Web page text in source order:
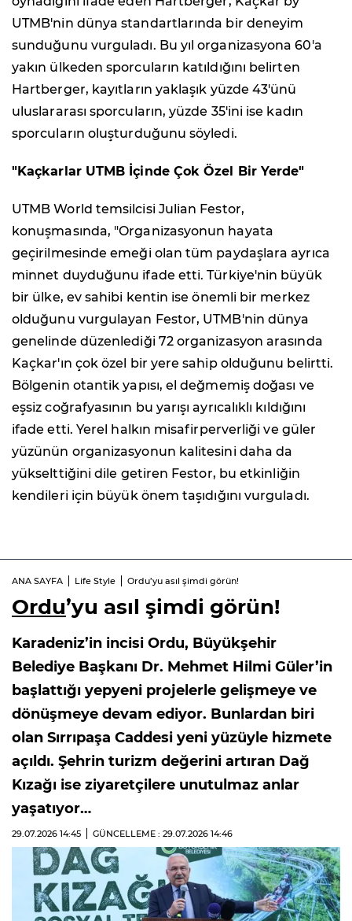
UTMB'nin dünya standartlarında bir deneyim
sunduğunu vurguladı. Bu yıl organizasyona 60'a
yakın ülkeden sporcuların katıldığını belirten
Hartberger, kayıtların yaklaşık yüzde 43'ünü
uluslararası sporcuların, yüzde 35'ini ise kadın
sporcuların oluşturduğunu söyledi.
"Kaçkarlar UTMB İçinde Çok Özel Bir Yerde"
UTMB World temsilcisi Julian Festor,
konuşmasında, "Organizasyonun hayata
geçirilmesinde emeği olan tüm paydaşlara ayrıca
minnet duyduğunu ifade etti. Türkiye'nin büyük
bir ülke, ev sahibi kentin ise önemli bir merkez
olduğunu vurgulayan Festor, UTMB'nin dünya
genelinde düzenlediği 72 organizasyon arasında
Kaçkar'ın çok özel bir yere sahip olduğunu belirtti.
Bölgenin otantik yapısı, el değmemiş doğası ve
eşsiz coğrafyasının bu yarışı ayrıcalıklı kıldığını
ifade etti. Yerel halkın misafirperverliği ve güler
yüzünün organizasyonun kalitesini daha da
yükselttiğini dile getiren Festor, bu etkinliğin
kendileri için büyük önem taşıdığını vurguladı.
ANA SAYFA Life Style Ordu’yu asıl şimdi görün!
Ordu’yu asıl şimdi görün!
Karadeniz’in incisi Ordu, Büyükşehir
Belediye Başkanı Dr. Mehmet Hilmi Güler’in
başlattığı yepyeni projelerle gelişmeye ve
dönüşmeye devam ediyor. Bunlardan biri
olan Sırrıpaşa Caddesi yeni yüzüyle hizmete
açıldı. Şehrin turizm değerini artıran Dağ
Kızağı ise ziyaretçilere unutulmaz anlar
yaşatıyor…
29.07.2026 14:45 GÜNCELLEME : 29.07.2026 14:46